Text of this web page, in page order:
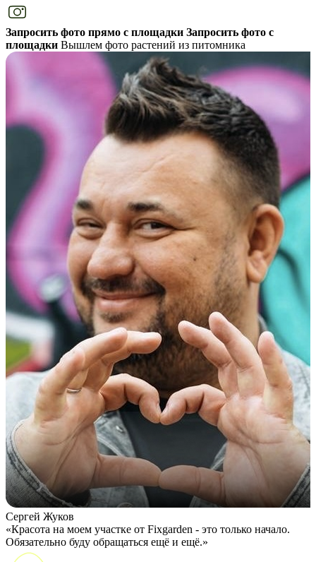
Запросить фото прямо с площадки Запросить фото с
площадки Вышлем фото растений из питомника
Маша Горбань
«Хотела поблагодарить питомник Fixgarden за пушистые
красавицы,
которые появились у меня на участке.»